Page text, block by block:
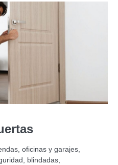
oficinas y garajes,
blindadas,